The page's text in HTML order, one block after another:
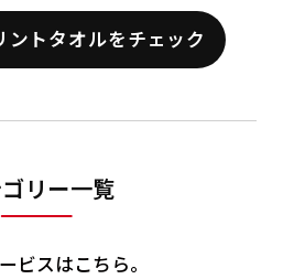
ントタオルをチェック
リー一覧
ビスはこちら。